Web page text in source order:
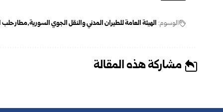
الوسوم: الهيئة العامة للطيران المدني والنقل الجوي السورية مطار حلب
مشاركة هذه المقالة